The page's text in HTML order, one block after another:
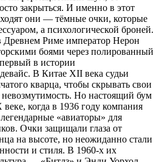
закрыться. И именно в этот
они — тёмные очки, которые
а психологической броней.
Древнем Риме император Нерон
боями через полированный
в истории
В Китае XII века судьи
кварца, чтобы скрывать свои
Но настоящий бум
когда в 1936 году компания
«авиаторы» для
Очки защищали глаза от
на высоте, но неожиданно стали
и стиля. В 1960-х их